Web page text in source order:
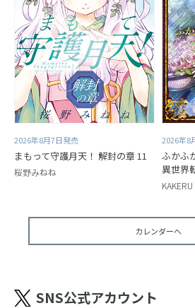
2026年8月7日発売
まもって守護月天！ 解封の章 11
桜野みねね
2026年8
ふかふ
異世界
KAKERU
カレンダーへ
SNS公式アカウント